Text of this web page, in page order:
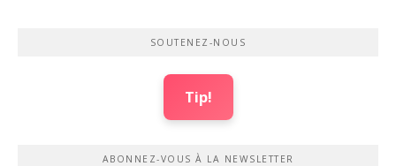
SOUTENEZ-NOUS
Tip!
ABONNEZ-VOUS À LA NEWSLETTER